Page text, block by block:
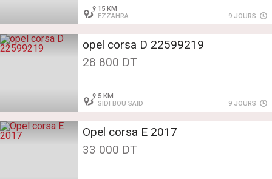
15 KM
EZZAHRA
9 JOURS
opel corsa D 22599219
28 800 DT
5 KM
SIDI BOU SAÏD
9 JOURS
Opel corsa E 2017
33 000 DT